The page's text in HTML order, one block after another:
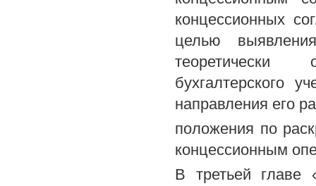
концессионных
целью
теоретически
бухгалтерского
направления его
положения по
концессионным
В третьей главе